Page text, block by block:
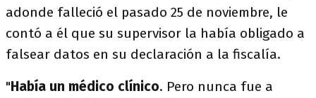
adonde falleció el pasado 25 de noviembre, le
contó a él que su supervisor la había obligado a
falsear datos en su declaración a la fiscalía.
"Había un médico clínico. Pero nunca fue a